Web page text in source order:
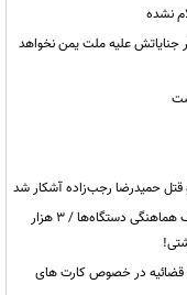
نشده
جنایاتش علیه ملت یمن نخواهد
و قتل حمیدرضا رجب‌زاده آشکار شد
ریمـدان؛ مرزی گرفتار در صف، کمبود زیرساخت و ضعف هماهنگی دستگاه‌ها / ۳ هزار
قضائیه در خصوص کارت های